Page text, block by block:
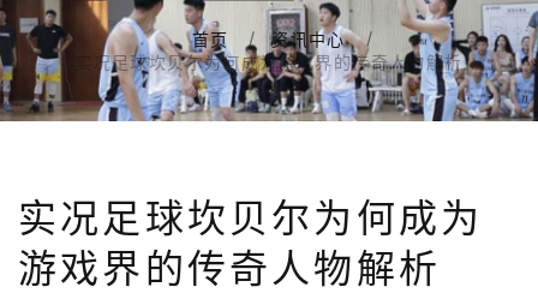
首页
资讯中心
实况足球坎贝尔为何成为游戏界的传奇人物解析
实况足球坎贝尔为何成为
游戏界的传奇人物解析